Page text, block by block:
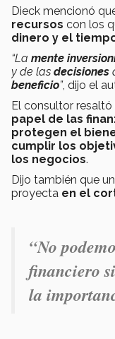
Dieck mencionó
recursos con los
dinero y el
“La mente
y de las decisiones
beneficio”, dijo el
El consultor
papel de las
protegen el
cumplir los
los negocios.
Dijo también que
proyecta en el
“No
financiero
la